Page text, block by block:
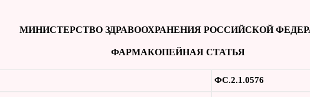
МИНИСТЕРСТВО ЗДРАВООХРАНЕНИЯ РОССИЙСКОЙ
ФАРМАКОПЕЙНАЯ СТАТЬЯ
ФС.2.1.0576